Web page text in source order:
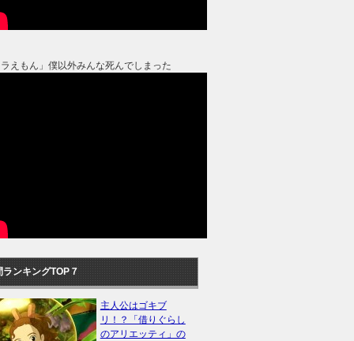
えもん」僕以外みんな死んでしまった
ランキングTOP７
主人公はゴキブ
リ！？「借りぐらし
のアリエッティ」の